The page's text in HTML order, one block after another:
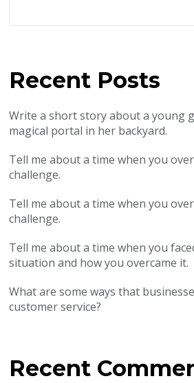
Recent Posts
Write a short story about a young
magical portal in her backyard.
Tell me about a time when you
challenge.
Tell me about a time when you
challenge.
Tell me about a time when you
situation and how you overcame it.
What are some ways that
customer service?
Recent